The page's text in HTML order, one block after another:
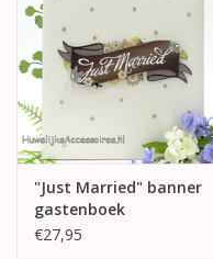
"Just Married" banner
gastenboek
€27,95